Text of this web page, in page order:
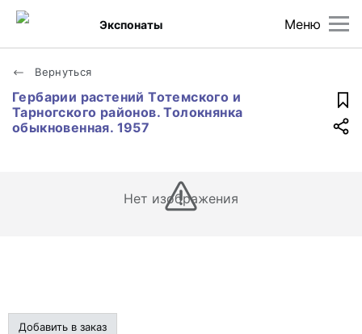
Меню
Экспонаты
Вернуться
Гербарии растений Тотемского и
Тарногского районов. Толокнянка
обыкновенная. 1957
Нет изображения
Добавить в заказ